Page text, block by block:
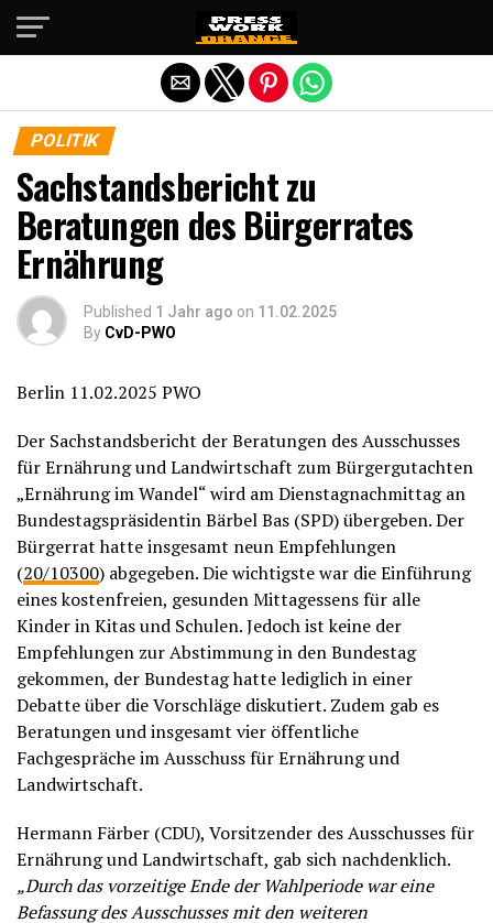
POLITIK
Sachstandsbericht zu
Beratungen des Bürgerrates
Ernährung
Published 1 Jahr ago on 11.02.2025
By CvD-PWO
Berlin 11.02.2025 PWO
Der Sachstandsbericht der Beratungen des Ausschusses
für Ernährung und Landwirtschaft zum Bürgergutachten
„Ernährung im Wandel“ wird am Dienstagnachmittag an
Bundestagspräsidentin Bärbel Bas (SPD) übergeben. Der
Bürgerrat hatte insgesamt neun Empfehlungen
(20/10300) abgegeben. Die wichtigste war die Einführung
eines kostenfreien, gesunden Mittagessens für alle
Kinder in Kitas und Schulen. Jedoch ist keine der
Empfehlungen zur Abstimmung in den Bundestag
gekommen, der Bundestag hatte lediglich in einer
Debatte über die Vorschläge diskutiert. Zudem gab es
Beratungen und insgesamt vier öffentliche
Fachgespräche im Ausschuss für Ernährung und
Landwirtschaft.
Hermann Färber (CDU), Vorsitzender des Ausschusses für
Ernährung und Landwirtschaft, gab sich nachdenklich.
„Durch das vorzeitige Ende der Wahlperiode war eine
Befassung des Ausschusses mit den weiteren
Die mobile Version verlassen